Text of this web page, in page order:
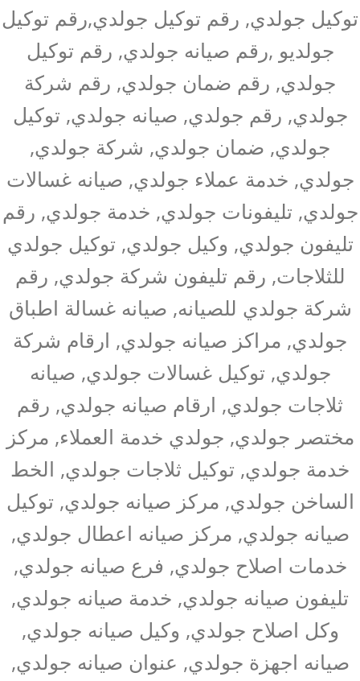
توكيل جولدي, رقم توكيل جولدي,رقم توكيل
جولديو ,رقم صيانه جولدي, رقم توكيل
جولدي, رقم ضمان جولدي, رقم شركة
جولدي, رقم جولدي, صيانه جولدي, توكيل
جولدي, ضمان جولدي, شركة جولدي,
جولدي, خدمة عملاء جولدي, صيانه غسالات
جولدي, تليفونات جولدي, خدمة جولدي, رقم
تليفون جولدي, وكيل جولدي, توكيل جولدي
للثلاجات, رقم تليفون شركة جولدي, رقم
شركة جولدي للصيانه, صيانه غسالة اطباق
جولدي, مراكز صيانه جولدي, ارقام شركة
جولدي, توكيل غسالات جولدي, صيانه
ثلاجات جولدي, ارقام صيانه جولدي, رقم
مختصر جولدي, جولدي خدمة العملاء, مركز
خدمة جولدي, توكيل ثلاجات جولدي, الخط
الساخن جولدي, مركز صيانه جولدي, توكيل
صيانه جولدي, مركز صيانه اعطال جولدي,
خدمات اصلاح جولدي, فرع صيانه جولدي,
تليفون صيانه جولدي, خدمة صيانه جولدي,
وكل اصلاح جولدي, وكيل صيانه جولدي,
صيانه اجهزة جولدي, عنوان صيانه جولدي,